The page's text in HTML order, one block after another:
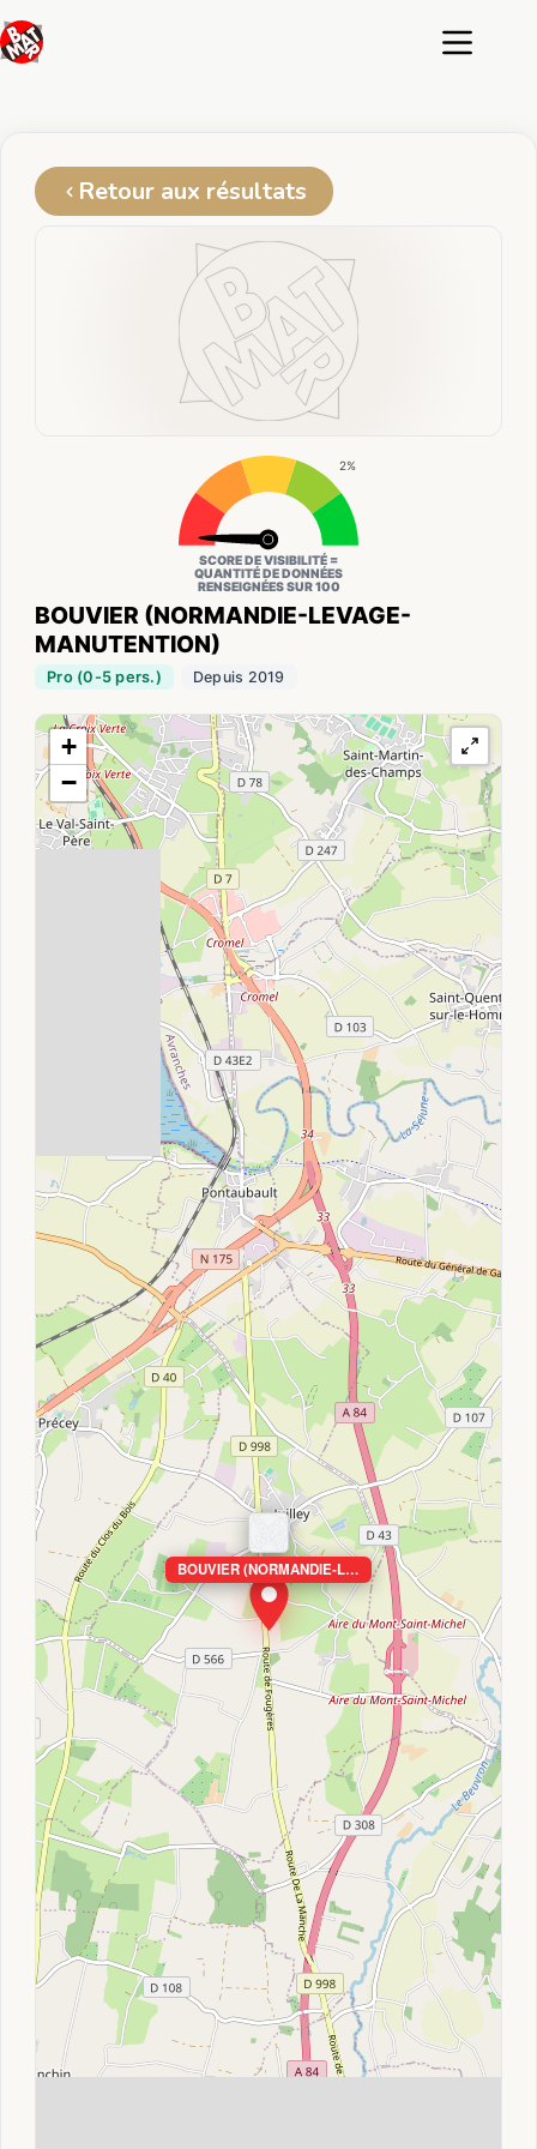
au
contenu
Retour aux résultats
BOUVIER (NORMANDIE-LEVAGE-
MANUTENTION)
Pro (0-5 pers.) Depuis 2019
2%
SCORE DE VISIBILITÉ =
QUANTITÉ DE DONNÉES
RENSEIGNÉES SUR 100
BOUVIER (NORMANDIE-L…
+
−